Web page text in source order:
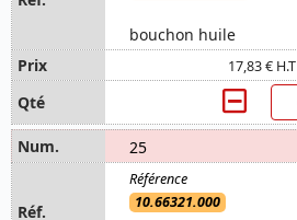
bouchon huile
17,83 € H.T
25
10.66321.000